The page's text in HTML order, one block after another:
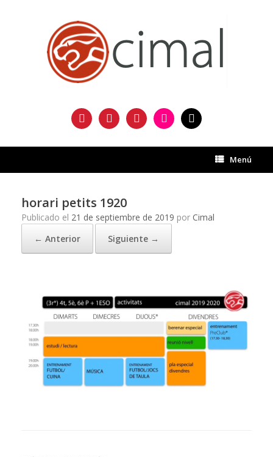
facebooktwitter instagramflickr mail
Menú
horari petits 1920
Publicado el 21 de septiembre de 2019 por Cimal
← Anterior
Siguiente →